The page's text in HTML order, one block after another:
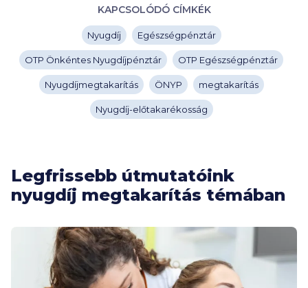
KAPCSOLÓDÓ CÍMKÉK
Nyugdíj Egészségpénztár
OTP Önkéntes Nyugdíjpénztár OTP Egészségpénztár
Nyugdíjmegtakarítás ÖNYP megtakarítás
Nyugdíj-előtakarékosság
Legfrissebb útmutatóink
nyugdíj megtakarítás témában